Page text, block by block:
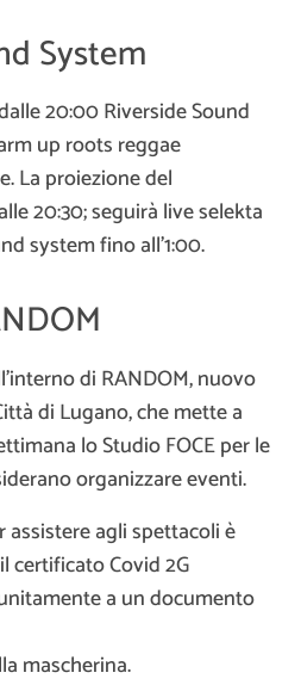
System
20:00 Riverside Sound
up roots reggae
La proiezione del
20:30; seguirà live selekta
system fino all’1:00.
di RANDOM, nuovo
di Lugano, che mette a
lo Studio FOCE per le
organizzare eventi.
assistere agli spettacoli è
certificato Covid 2G
a un documento
mascherina.